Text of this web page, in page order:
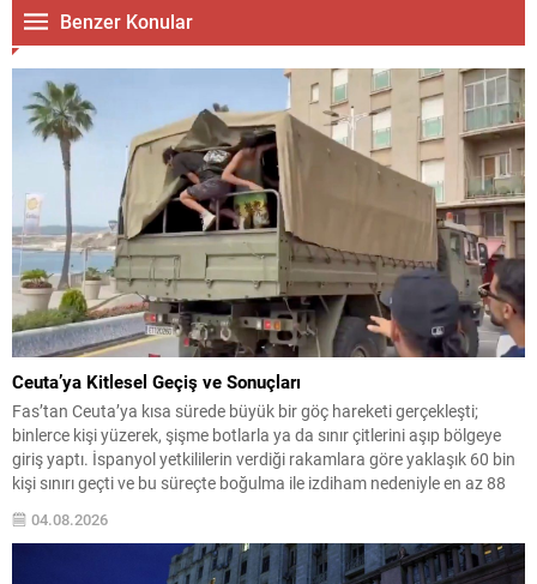
Benzer Konular
Ceuta’ya Kitlesel Geçiş ve Sonuçları
Fas’tan Ceuta’ya kısa sürede büyük bir göç hareketi gerçekleşti;
binlerce kişi yüzerek, şişme botlarla ya da sınır çitlerini aşıp bölgeye
giriş yaptı. İspanyol yetkililerin verdiği rakamlara göre yaklaşık 60 bin
kişi sınırı geçti ve bu süreçte boğulma ile izdiham nedeniyle en az 88
04.08.2026